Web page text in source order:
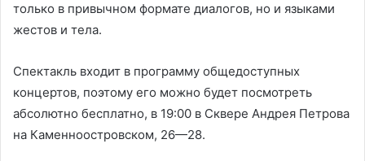
только в привычном формате диалогов, но и языками
жестов и тела.
Спектакль входит в программу общедоступных
концертов, поэтому его можно будет посмотреть
абсолютно бесплатно, в 19:00 в Сквере Андрея Петрова
на Каменноостровском, 26—28.